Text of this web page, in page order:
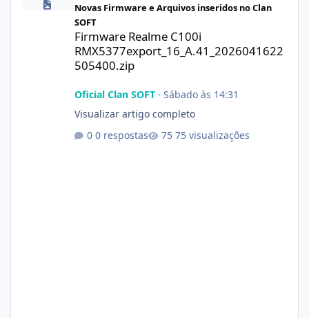
Novas Firmware e Arquivos inseridos no Clan
SOFT
Firmware Realme C100i
RMX5377export_16_A.41_2026041622
505400.zip
Oficial Clan SOFT· Sábado às 14:31
Visualizar artigo completo
0 respostas
75 visualizações